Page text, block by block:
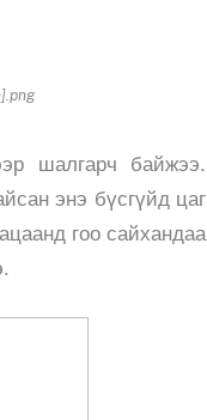
шалгарч байжээ.
энэ бүсгүйд цаг
гоо сайхандаа